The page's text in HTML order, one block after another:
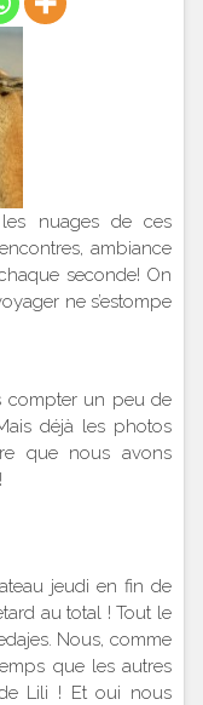
nuages de ces
ambiance
seconde! On
ne s’estompe
compter un peu de
déjà les photos
que nous avons
jeudi en fin de
au total ! Tout le
Nous, comme
que les autres
Lili ! Et oui nous